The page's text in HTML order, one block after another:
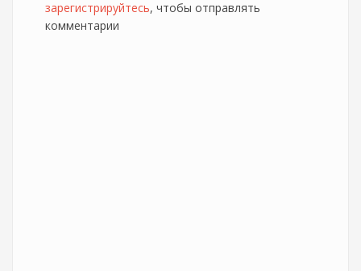
Билайн
зарегистрируйтесь, чтобы отправлять
комментарии